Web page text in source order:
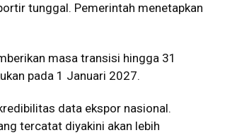
tunggal. Pemerintah menetapkan
masa transisi hingga 31
pada 1 Januari 2027.
data ekspor nasional.
tercatat diyakini akan lebih